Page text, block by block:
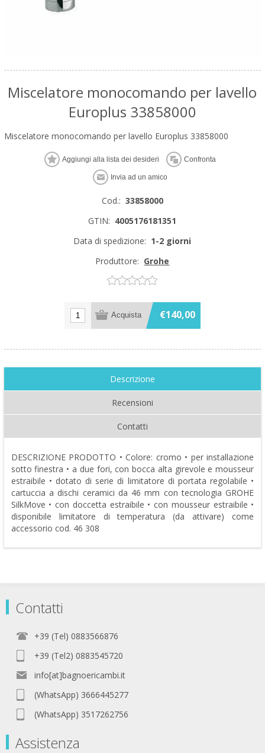
Miscelatore monocomando per lavello
Europlus 33858000
Miscelatore monocomando per lavello Europlus 33858000
Cod.: 33858000
GTIN: 4005176181351
Data di spedizione: 1-2 giorni
Produttore: Grohe
€140,00
Descrizione
Recensioni
Contatti
DESCRIZIONE PRODOTTO • Colore: cromo • per installazione
sotto finestra • a due fori, con bocca alta girevole e mousseur
estraibile • dotato di serie di limitatore di portata regolabile •
cartuccia a dischi ceramici da 46 mm con tecnologia GROHE
SilkMove • con doccetta estraibile • con mousseur estraibile •
disponibile limitatore di temperatura (da attivare) come
accessorio cod. 46 308
Contatti
+39 (Tel) 0883566876
+39 (Tel2) 0883545720
info[at]bagnoericambi.it
(WhatsApp) 3666445277
(WhatsApp) 3517262756
Assistenza